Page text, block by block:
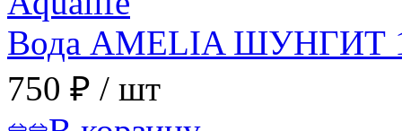
Вода АMELIA ШУНГИТ
750 ₽ / шт